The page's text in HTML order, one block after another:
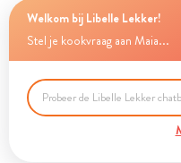
Welkom bij Libelle Lekker!
Stel je kookvraag aan Maia...